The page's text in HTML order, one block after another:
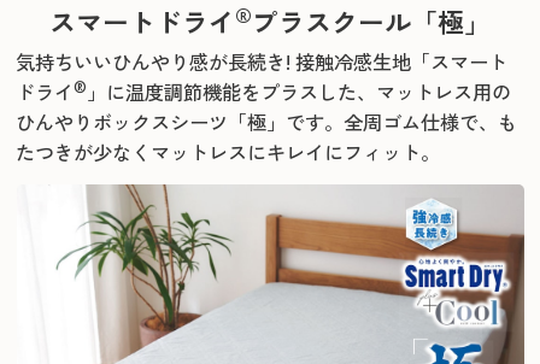
スマートドライ ®プラスクール「極」
気持ちいいひんやり感が長続き!接触冷感生地「スマート
ドライ® 」に温度調節機能をプラスした、 マットレス用の
ひんやりボックスシーツ「極」です。 全周ゴム仕様で、も
たつきが少なくマットレスにキレイにフィット。